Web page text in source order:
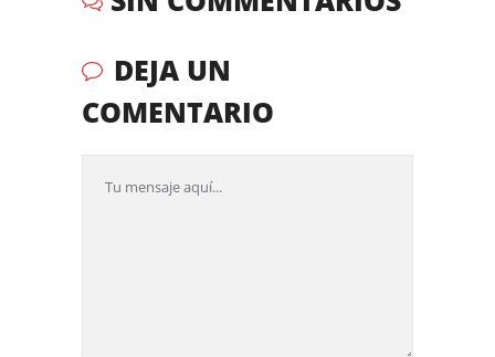
DEJA UN
COMENTARIO